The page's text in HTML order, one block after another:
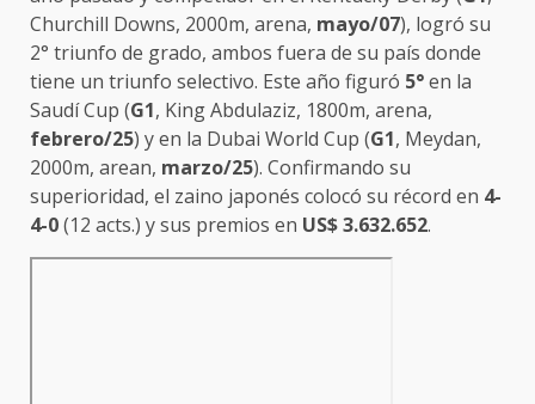
Churchill Downs, 2000m, arena, mayo/07), logró su
2° triunfo de grado, ambos fuera de su país donde
tiene un triunfo selectivo. Este año figuró 5°en la
Saudí Cup (G1, King Abdulaziz, 1800m, arena,
febrero/25) y en la Dubai World Cup (G1, Meydan,
2000m, arean, marzo/25). Confirmando su
superioridad, el zaino japonés colocó su récord en 4-
4-0(12 acts.) y sus premios en US$ 3.632.652.